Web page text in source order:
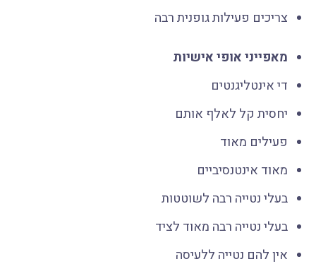
צריכים פעילות גופנית רבה
מאפייני אופי אישיות
די אינטליגנטים
יחסית קל לאלף אותם
פעילים מאוד
מאוד אינטנסיביים
בעלי נטייה רבה לשוטטות
בעלי נטייה רבה מאוד לציד
אין להם נטייה ללעיסה